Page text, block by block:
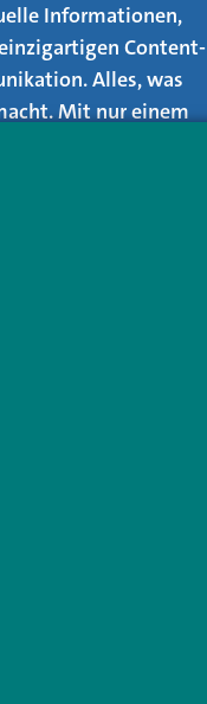
Informationen,
Content-
Alles, was
Mit nur einem